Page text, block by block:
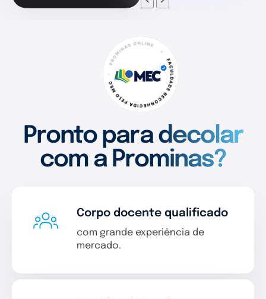
Pronto para decolar
com a Prominas?
Corpo docente qualificado
com grande experiência de
mercado.